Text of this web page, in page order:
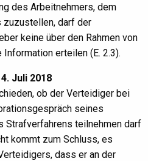
des Arbeitnehmers, dem
darf der
keine über den Rahmen von
erteilen (E. 2.3).
Juli 2018
ob der Verteidiger bei
seines
Strafverfahrens teilnehmen darf
kommt zum Schluss, es
dass er an der